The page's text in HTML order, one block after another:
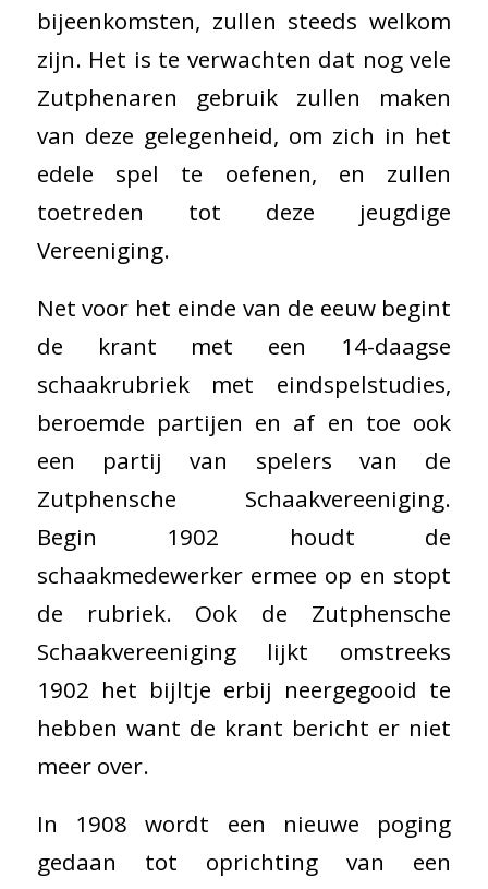
bijeenkomsten, zullen steeds welkom
zijn. Het is te verwachten dat nog vele
Zutphenaren gebruik zullen maken
van deze gelegenheid, om zich in het
edele spel te oefenen, en zullen
toetreden tot deze jeugdige
Vereeniging.
Net voor het einde van de eeuw begint
de krant met een 14-daagse
schaakrubriek met eindspelstudies,
beroemde partijen en af en toe ook
een partij van spelers van de
Zutphensche Schaakvereeniging.
Begin 1902 houdt de
schaakmedewerker ermee op en stopt
de rubriek. Ook de Zutphensche
Schaakvereeniging lijkt omstreeks
1902 het bijltje erbij neergegooid te
hebben want de krant bericht er niet
meer over.
In 1908 wordt een nieuwe poging
gedaan tot oprichting van een